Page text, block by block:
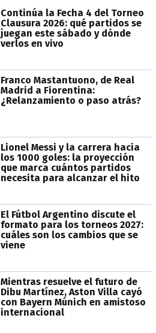
Continúa la Fecha 4 del Torneo
Clausura 2026: qué partidos se
juegan este sábado y dónde
verlos en vivo
Franco Mastantuono, de Real
Madrid a Fiorentina:
¿Relanzamiento o paso atrás?
Lionel Messi y la carrera hacia
los 1000 goles: la proyección
que marca cuántos partidos
necesita para alcanzar el hito
El Fútbol Argentino discute el
formato para los torneos 2027:
cuáles son los cambios que se
viene
Mientras resuelve el futuro de
Dibu Martínez, Aston Villa cayó
con Bayern Múnich en amistoso
internacional